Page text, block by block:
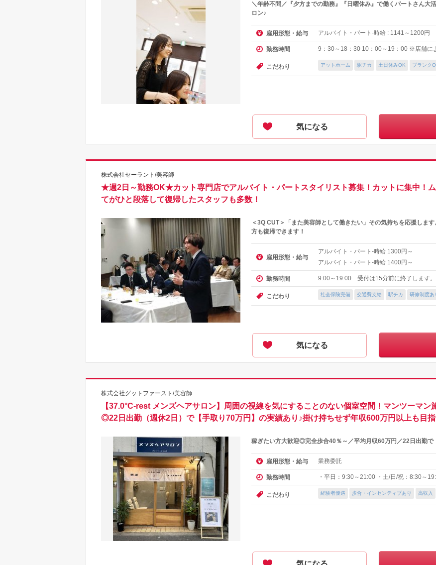
＼年齢不問／『夕方までの勤務』『日曜休み』で働くパートさん
ロン♪
雇用形態・給与 アルバイト・パート-時給 : 1141 ～ 1200円
勤務時間 9：30～18：30 10：00～19：00 ※店舗に
こだわり アットホーム 駅チカ 土日休みOK ブランク
気になる
株式会社セーラント/美容師
★週2日～勤務OK★カット専門店でアルバイト・パートスタイリスト募集！カットに集中！
てがひと段落して復帰したスタッフも多数！
＜3Q CUT＞「また美容師として働きたい」その気持ちを応援しま
方も復帰できます！
雇用形態・給与
アルバイト・パート-時給 1300円～
アルバイト・パート-時給 1400円～
勤務時間 9:00～19:00 受付は15分前に終了します
こだわり 社会保険完備 交通費支給 駅チカ 研修制度あ
気になる
株式会社グットファースト/美容師
【37.0°C-rest メンズヘアサロン】周囲の視線を気にすることのない個室空間！マンツーマ
◎22日出勤（週休2日）で【手取り70万円】の実績あり♪掛け持ちせず年収600万円以上も目指
稼ぎたい方大歓迎◎完全歩合40％～／平均月収60万円／22日出勤
雇用形態・給与 業務委託
勤務時間 ・平日：9:30～21:00 ・土/日/祝：8:30～
こだわり 経験者優遇 歩合・インセンティブあり 高収入